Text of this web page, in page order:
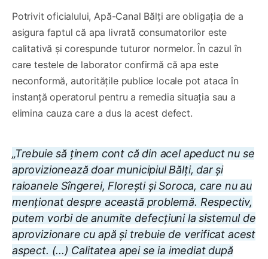
Potrivit oficialului, Apă-Canal Bălți are obligația de a
asigura faptul că apa livrată consumatorilor este
calitativă și corespunde tuturor normelor. În cazul în
care testele de laborator confirmă că apa este
neconformă, autoritățile publice locale pot ataca în
instanță operatorul pentru a remedia situația sau a
elimina cauza care a dus la acest defect.
„Trebuie să ținem cont că din acel apeduct nu se
aprovizionează doar municipiul Bălți, dar și
raioanele Sîngerei, Florești și Soroca, care nu au
menționat despre această problemă. Respectiv,
putem vorbi de anumite defecțiuni la sistemul de
aprovizionare cu apă și trebuie de verificat acest
aspect. (...) Calitatea apei se ia imediat după